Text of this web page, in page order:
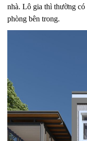
nhà. Lô gia thì thường có
phòng bên trong.